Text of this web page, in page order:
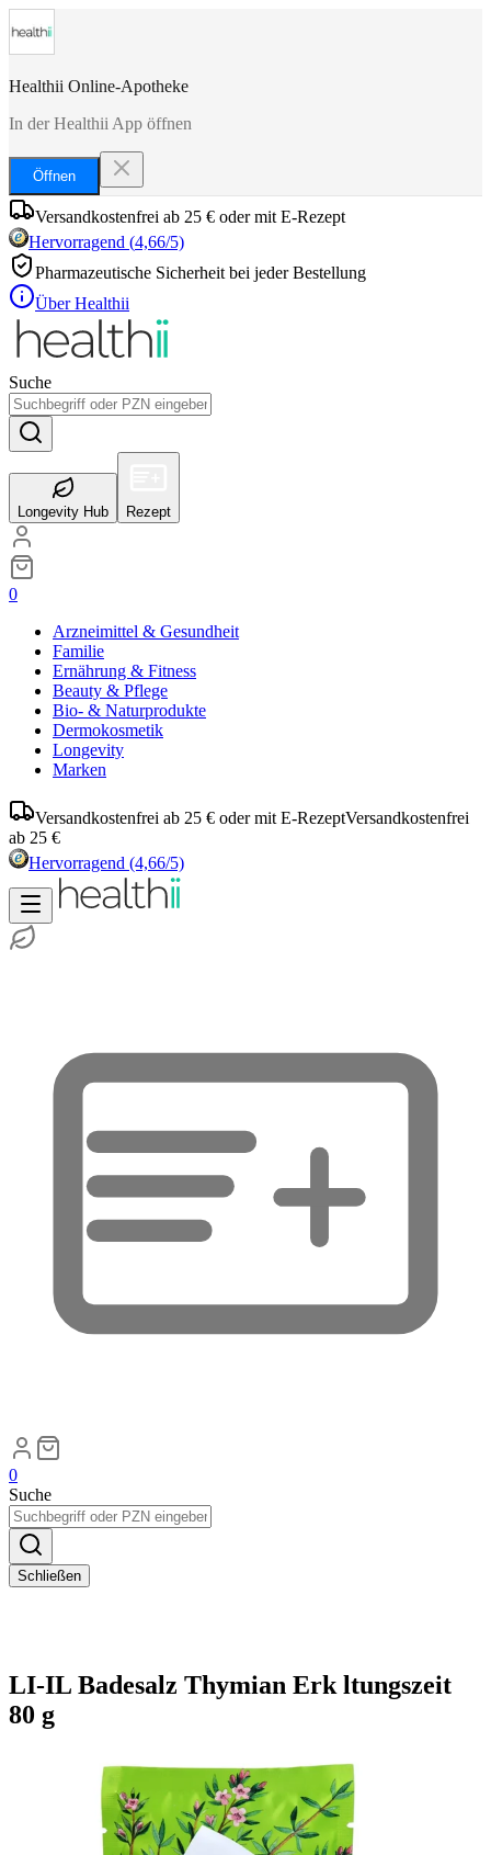
Healthii Online-Apotheke
In der Healthii App öffnen
Öffnen
Versandkostenfrei ab 25 € oder mit E-Rezept
Hervorragend (4,66/5)
Pharmazeutische Sicherheit bei jeder Bestellung
Über Healthii
Suche
Longevity Hub Rezept
0
Arzneimittel & Gesundheit
Familie
Ernährung & Fitness
Beauty & Pflege
Bio- & Naturprodukte
Dermokosmetik
Longevity
Marken
Versandkostenfrei ab 25 € oder mit E-RezeptVersandkostenfrei
ab 25 €
Hervorragend (4,66/5)
0
Suche
Schließen
LI-IL Badesalz Thymian Erk ltungszeit
80 g